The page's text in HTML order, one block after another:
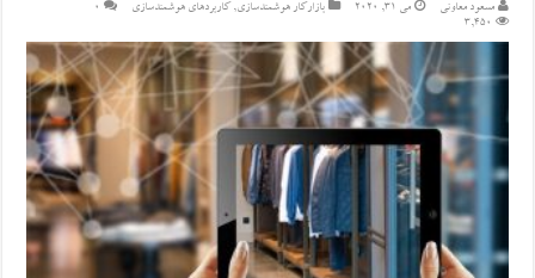
مسعود معاونی می 31, 2020 بازارکار هوشمندسازی, کاربردهای هوشمندسازی
۰
3,450